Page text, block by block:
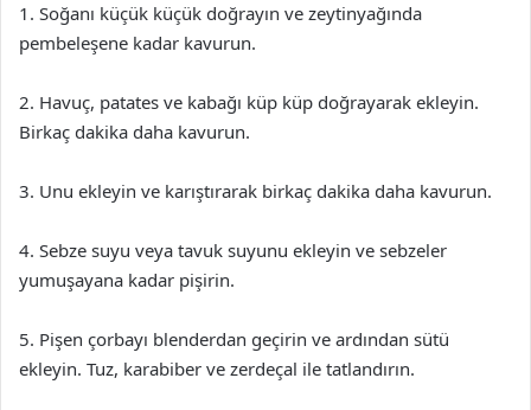
1. Soğanı küçük küçük doğrayın ve zeytinyağında
pembeleşene kadar kavurun.
2. Havuç, patates ve kabağı küp küp doğrayarak ekleyin.
Birkaç dakika daha kavurun.
3. Unu ekleyin ve karıştırarak birkaç dakika daha kavurun.
4. Sebze suyu veya tavuk suyunu ekleyin ve sebzeler
yumuşayana kadar pişirin.
5. Pişen çorbayı blenderdan geçirin ve ardından sütü
ekleyin. Tuz, karabiber ve zerdeçal ile tatlandırın.